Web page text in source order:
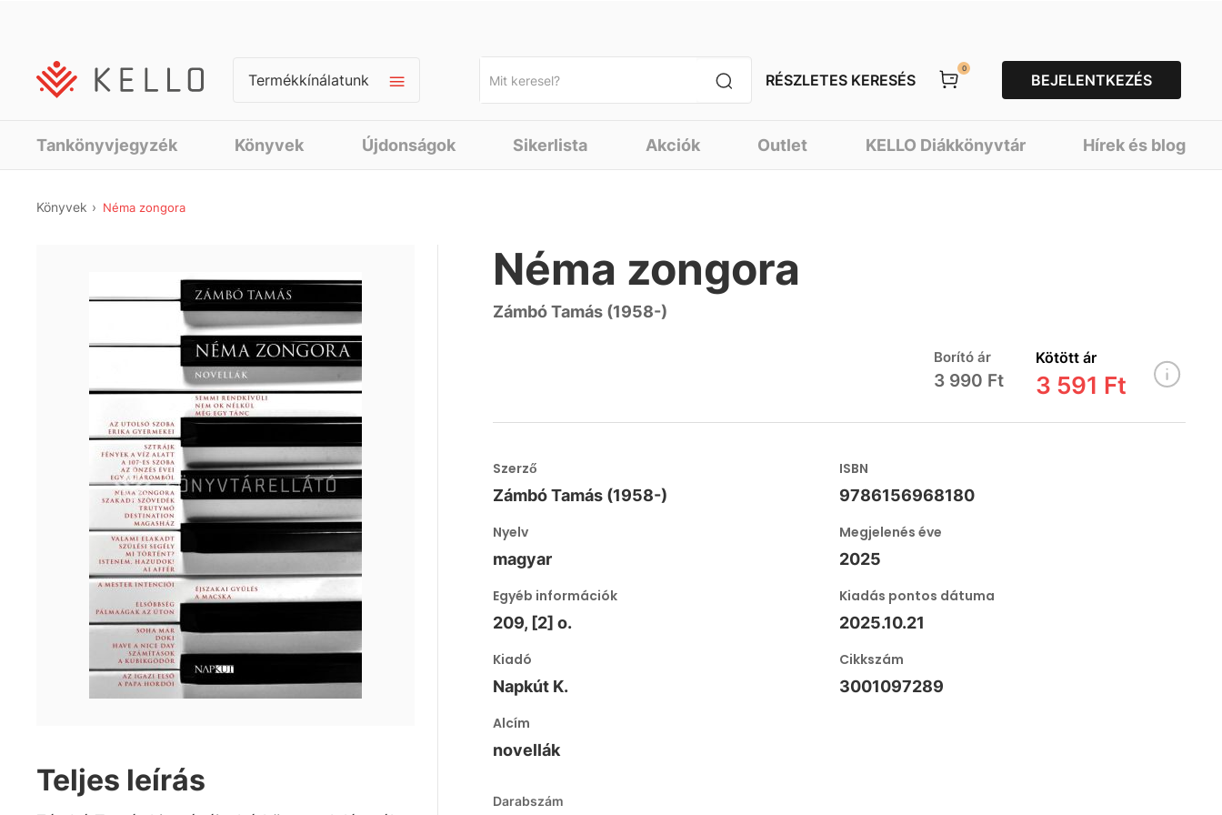
Termékkínálatunk RÉSZLETES KERESÉS
0
BEJELENTKEZÉS
Tankönyvjegyzék Könyvek Újdonságok Sikerlista Akciók Outlet KELLO Diákkönyvtár Hírek és blog
Könyvek Néma zongora
Teljes leírás
Néma zongora
Zámbó Tamás (1958-)
Borító ár
3 990 Ft
Kötött ár
3 591 Ft
Szerző
Zámbó Tamás (1958-)
ISBN
9786156968180
Nyelv
magyar
Megjelenés éve
2025
Egyéb információk
209, [2] o.
Kiadás pontos dátuma
2025.10.21
Kiadó
Napkút K.
Cikkszám
3001097289
Alcím
novellák
Darabszám